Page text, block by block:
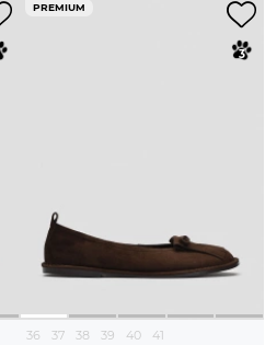
PREMIUM
36 37 38 39 40 41